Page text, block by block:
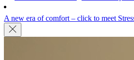
A new era of comfort – click to meet